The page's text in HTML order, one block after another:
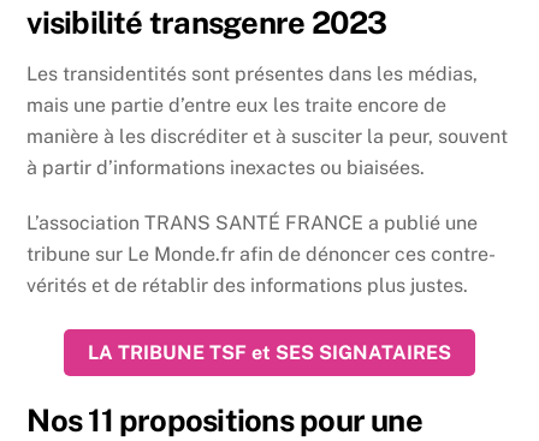
visibilité transgenre 2023
Les transidentités sont présentes dans les médias,
mais une partie d’entre eux les traite encore de
manière à les discréditer et à susciter la peur, souvent
à partir d’informations inexactes ou biaisées.
L’association TRANS SANTÉ FRANCE a publié une
tribune sur Le Monde.fr afin de dénoncer ces contre-
vérités et de rétablir des informations plus justes.
LA TRIBUNE TSF et SES SIGNATAIRES
Nos 11 propositions pour une